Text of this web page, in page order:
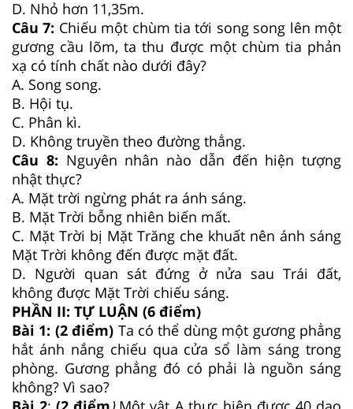
D. Nhỏ hơn 11,35m.
Câu 7: Chiếu một chùm tia tới song song lên một
gương cầu lõm, ta thu được một chùm tia phản
xạ có tính chất nào dưới đây?
A. Song song.
B. Hội tụ.
C. Phân kì.
D. Không truyền theo đường thẳng.
Câu 8: Nguyên nhân nào dẫn đến hiện tượng
nhật thực?
A. Mặt trời ngừng phát ra ánh sáng.
B. Mặt Trời bỗng nhiên biến mất.
C. Mặt Trời bị Mặt Trăng che khuất nên ánh sáng
Mặt Trời không đến được mặt đất.
D. Người quan sát đứng ở nửa sau Trái đất,
không được Mặt Trời chiếu sáng.
PHẦN II: TỰ LUẬN (6 điểm)
Bài 1: (2 điểm) Ta có thể dùng một gương phẳng
hắt ánh nắng chiếu qua cửa sổ làm sáng trong
phòng. Gương phẳng đó có phải là nguồn sáng
không? Vì sao?